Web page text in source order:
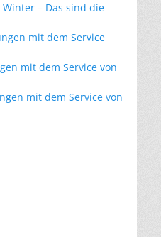
Winter – Das sind die
mit dem Service
mit dem Service von
mit dem Service von